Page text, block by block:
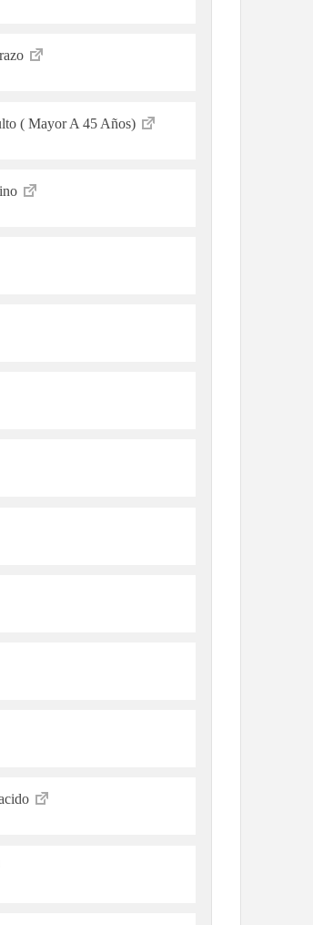
( Mayor A 45 Años)